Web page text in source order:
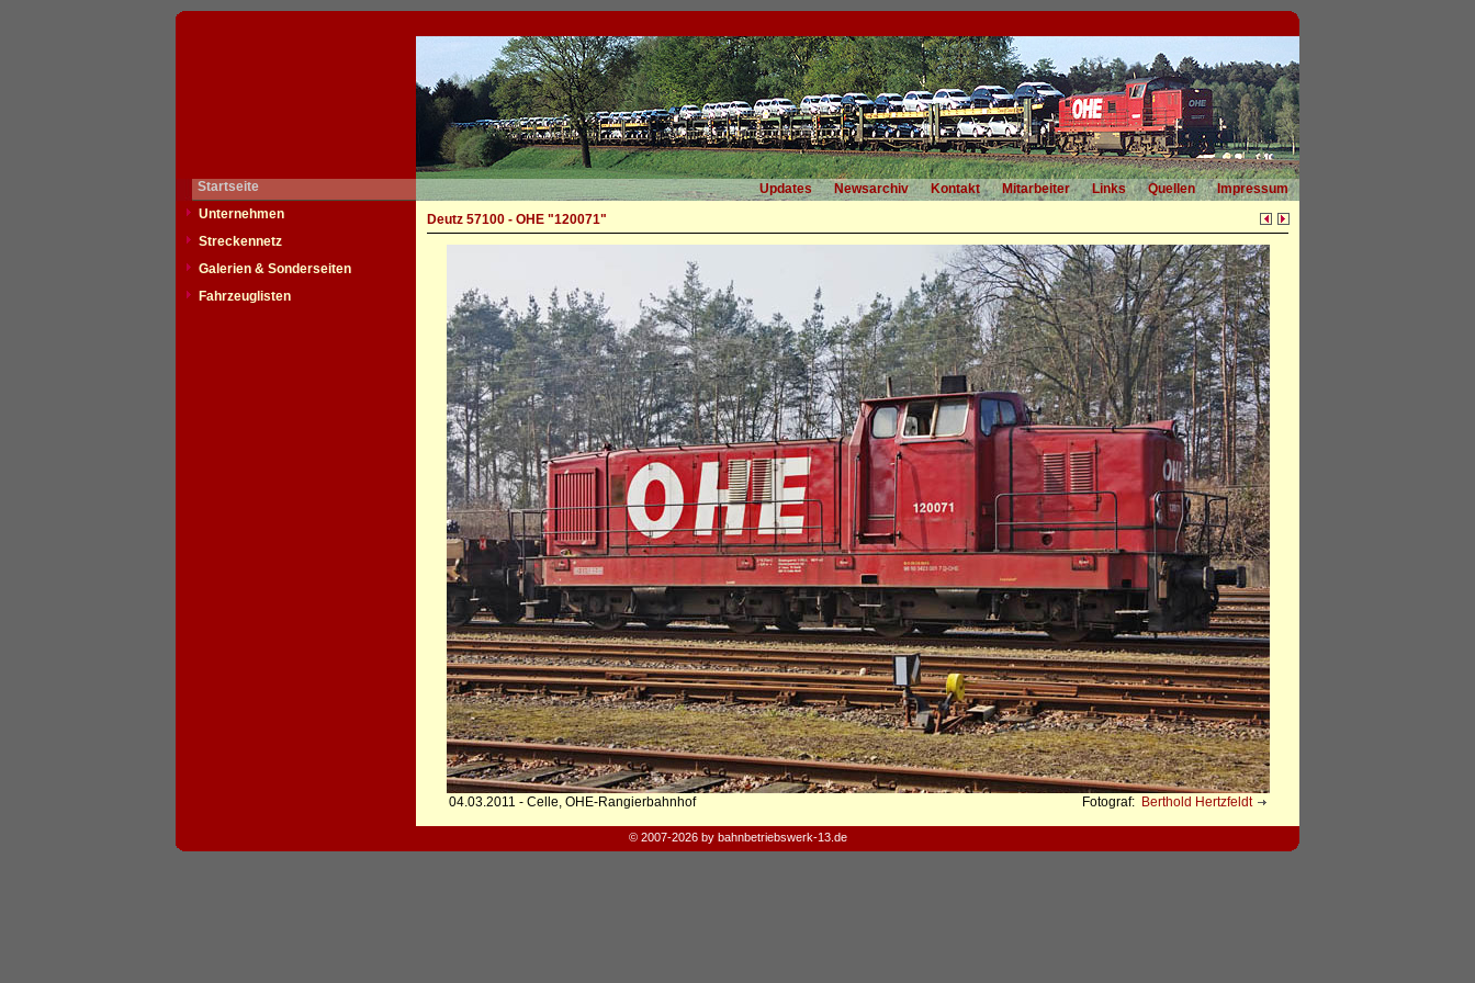
Startseite Updates Newsarchiv Kontakt Mitarbeiter Links Quellen
Impressum
Unternehmen
Streckennetz
Galerien & Sonderseiten
Fahrzeuglisten
Deutz 57100 - OHE "120071"
04.03.2011 - Celle, OHE-Rangierbahnhof Fotograf: Berthold Hertzfeldt
© 2007-2026 by bahnbetriebswerk-13.de